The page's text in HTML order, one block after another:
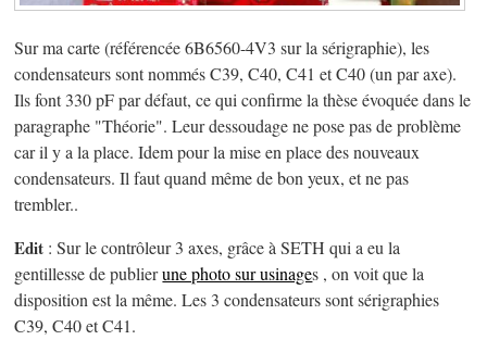
Sur ma carte (référencée 6B6560-4V3 sur la sérigraphie), les
condensateurs sont nommés C39, C40, C41 et C40 (un par axe).
Ils font 330 pF par défaut, ce qui confirme la thèse évoquée dans le
paragraphe "Théorie". Leur dessoudage ne pose pas de problème
car il y a la place. Idem pour la mise en place des nouveaux
condensateurs. Il faut quand même de bon yeux, et ne pas
trembler..
Edit : Sur le contrôleur 3 axes, grâce à SETH qui a eu la
gentillesse de publierune photo sur usinages , on voit que la
disposition est la même. Les 3 condensateurs sont sérigraphies
C39, C40 et C41.